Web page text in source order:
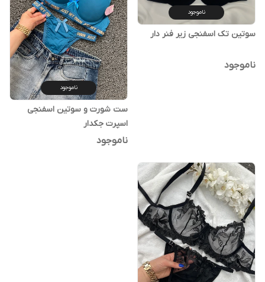
ناموجود
سوتین تک اسفنجی زیر فنر دار
ناموجود
ناموجود
ست شورت و سوتین اسفنجی
اسپرت جکدار
ناموجود